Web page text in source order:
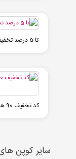
تا 5 درصد تخفیف تاکسی بین شهری و سواری دربستی مستر بلیط
سایر کوپن